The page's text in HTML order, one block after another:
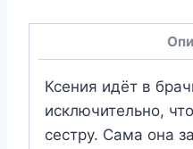
Ксения идёт в
исключительно,
сестру. Сама она